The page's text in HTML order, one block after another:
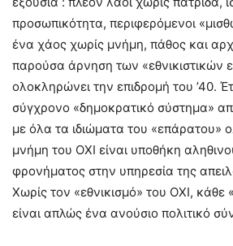
προσωπικότητα, περιφερόμενοι
ένα χάος χωρίς μνήμη, πάθος και
παρούσα άρνηση των «εθνικιστικών
ολοκληρώνει την επιδρομή του ’40.
σύγχρονο «δημοκρατικό σύστημα»
με όλα τα ιδιώματα του «επάρατου»
μνήμη του ΟΧΙ είναι υποθήκη
φρονήματος στην υπηρεσία της
Χωρίς τον «εθνικισμό» του ΟΧΙ, κάθε
είναι απλώς ένα ανούσιο πολιτικό